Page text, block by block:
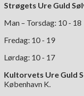
Strøgets Ure Guld
Man – Torsdag: 10 - 18
Fredag: 10 - 19
Lørdag: 10 - 17
Kultorvets Ure Guld
København K.